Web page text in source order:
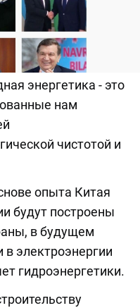
энергетика - это
нам
чистотой и
опыта Китая
будут построены
в будущем
в электроэнергии
гидроэнергетики.